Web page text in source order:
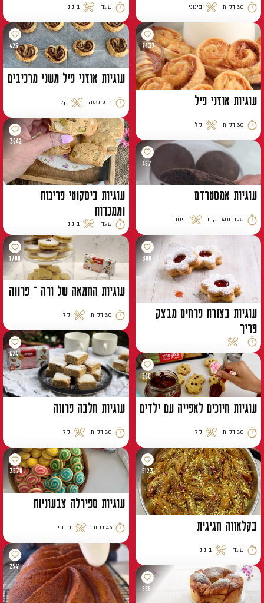
זמן הכנה
30 דקות
רמת קושי
בינוני
זמן הכנה
שעה
רמת קושי
בינוני
2437
עוגיות אוזני פיל
זמן הכנה
30 דקות
רמת קושי
קל
425
עוגיות אוזני פיל משני מרכיבים
זמן הכנה
רבע שעה
רמת קושי
קל
457
עוגיות אמסטרדם
זמן הכנה
שעה ו40 דקות
רמת קושי
בינוני
3642
עוגיות ביסקוטי פריכות
וממכרות
זמן הכנה
שעה
רמת קושי
בינוני
300
עוגיות בצורת פרחים מבצק
פריך
זמן הכנהרמת קושי
1700
עוגיות החמאה של ורה – פרווה
זמן הכנה
30 דקות
רמת קושי
קל
500
עוגיות חיוכים לאפייה עם ילדים
זמן הכנה
30 דקות
רמת קושי
קל
624
עוגיות חלבה פרווה
זמן הכנה
30 דקות
רמת קושי
קל
5123
בקלאווה חגיגית
זמן הכנה
שעה
רמת קושי
בינוני
3578
עוגיות ספירלה צבעוניות
זמן הכנה
45 דקות
רמת קושי
בינוני
956
2541